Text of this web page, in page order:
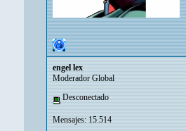
engel lex
Moderador Global
Desconectado
Mensajes: 15.514